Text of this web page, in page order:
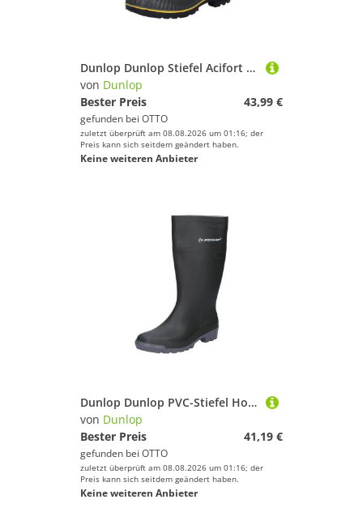
Dunlop Dunlop Stiefel Acifort kurz EN 20347 Arbeitsschuh
von Dunlop
Bester Preis
43,99 €
gefunden bei OTTO
zuletzt überprüft am 08.08.2026 um 01:16; der
Preis kann sich seitdem geändert haben.
Keine weiteren Anbieter
Dunlop Dunlop PVC-Stiefel Hobby lang Arbeitsschuh
von Dunlop
Bester Preis
41,19 €
gefunden bei OTTO
zuletzt überprüft am 08.08.2026 um 01:16; der
Preis kann sich seitdem geändert haben.
Keine weiteren Anbieter